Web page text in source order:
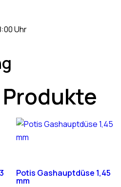
Uhr
Potis Gashauptdüse 1,45
mm